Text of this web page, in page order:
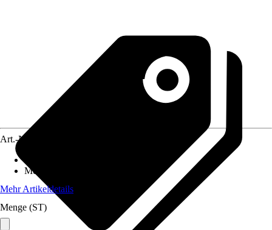
Art.-Nr.
Mehrjährig
Mehr Artikeldetails
Menge (ST)